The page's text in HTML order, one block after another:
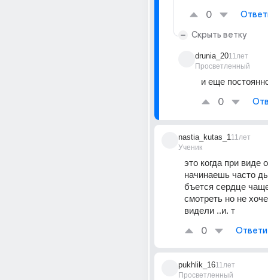
0
Скрыть ветку
drunia_20
Просветленный
11лет
и еще
0
nastia_kutas_1
Ученик
11лет
это когда при виде
начинаешь часто
бъется сердце
смотреть но не
видели ..и. т
0
pukhlik_16
Просветленный
11лет